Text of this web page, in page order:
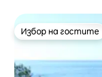
Избор на гостите
Избор на гостите